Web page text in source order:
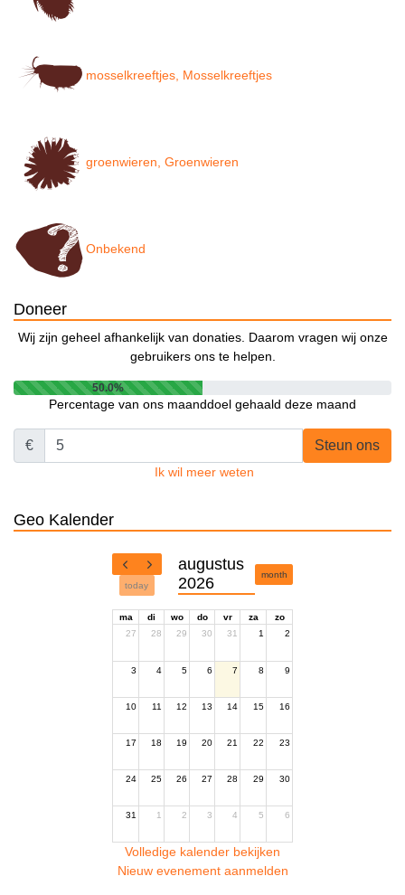
mosselkreeftjes, Mosselkreeftjes
groenwieren, Groenwieren
Onbekend
Doneer
Wij zijn geheel afhankelijk van donaties. Daarom vragen wij onze
gebruikers ons te helpen.
50.0%
Percentage van ons maanddoel gehaald deze maand
€ Steun ons
Ik wil meer weten
Geo Kalender
today
augustus
2026
month
ma di wo do vr za
zo
27
28 29 30 31 1 2
3 4 5 6 7 8 9
10 11 12 13 14 15 16
17 18 19 20 21 22 23
24 25 26 27 28 29 30
31 1 2 3 4 5 6
Volledige kalender bekijken
Nieuw evenement aanmelden